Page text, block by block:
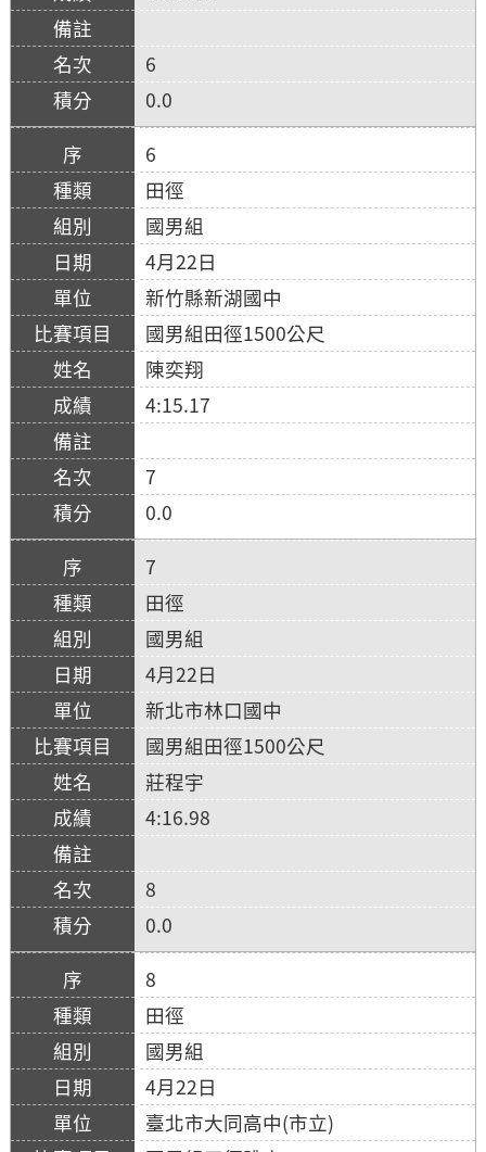
6
0.0
6
田徑
國男組
4月22日
新竹縣新湖國中
國男組田徑1500公尺
陳奕翔
4:15.17
7
0.0
7
田徑
國男組
4月22日
新北市林口國中
國男組田徑1500公尺
莊程宇
4:16.98
8
0.0
8
田徑
國男組
4月22日
臺北市大同高中(市立)